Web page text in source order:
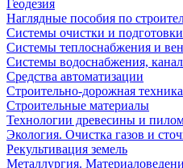
Геодезия
Наглядные пособия по
Системы очистки и
Системы теплоснабжения и
Системы водоснабжения,
Средства автоматизации
Строительно-дорожная техника
Строительные материалы
Технологии древесины и
Экология. Очистка газов и
Рекультивация земель
Металлургия.